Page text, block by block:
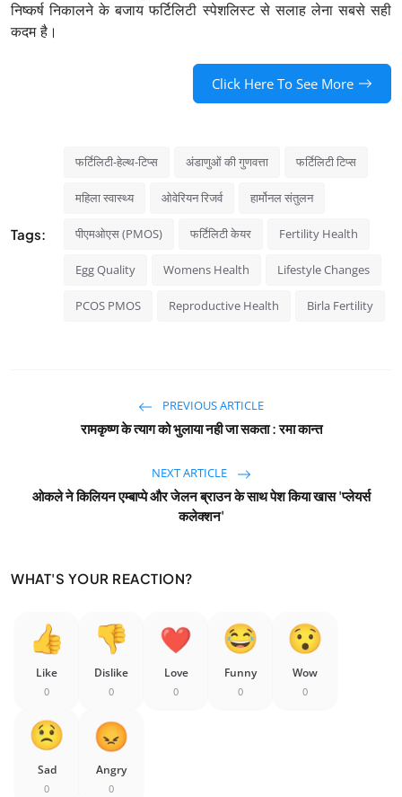
निष्कर्ष निकालने के बजाय फर्टिलिटी स्पेशलिस्ट से सलाह लेना सबसे सही
कदम है।
Click Here To See More
Tags:
फर्टिलिटी-हेल्थ-टिप्स अंडाणुओं की गुणवत्ता फर्टिलिटी टिप्स
महिला स्वास्थ्य ओवेरियन रिजर्व हार्मोनल संतुलन
पीएमओएस (PMOS) फर्टिलिटी केयर Fertility Health
Egg Quality Womens Health Lifestyle Changes
PCOS PMOS Reproductive Health Birla Fertility
PREVIOUS ARTICLE
रामकृष्ण के त्याग को भुलाया नही जा सकता : रमा कान्त
NEXT ARTICLE
ओकले ने किलियन एम्बाप्पे और जेलन ब्राउन के साथ पेश किया खास 'प्लेयर्स
कलेक्शन'
WHAT'S YOUR REACTION?
Like
0
Dislike
0
Love
0
Funny
0
Wow
0
Sad
0
Angry
0